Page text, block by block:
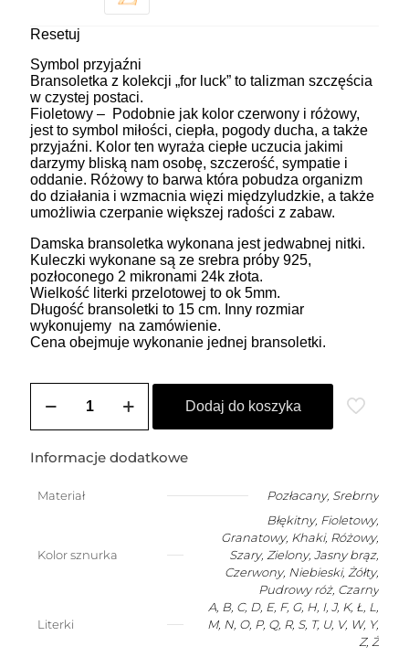
Resetuj
Symbol przyjaźni
Bransoletka z kolekcji „for luck” to talizman szczęścia
w czystej postaci.
Fioletowy – Podobnie jak kolor czerwony i różowy,
jest to symbol miłości, ciepła, pogody ducha, a także
przyjaźni. Kolor ten wyraża ciepłe uczucia jakimi
darzymy bliską nam osobę, szczerość, sympatie i
oddanie. Różowy to barwa która pobudza organizm
do działania i wzmacnia więzi międzyludzkie, a także
umożliwia czerpanie większej radości z zabaw.
Damska bransoletka wykonana jest jedwabnej nitki.
Kuleczki wykonane są ze srebra próby 925,
pozłoconego 2 mikronami 24k złota.
Wielkość literki przelotowej to ok 5mm.
Długość bransoletki to 15 cm. Inny rozmiar
wykonujemy na zamówienie.
Cena obejmuje wykonanie jednej bransoletki.
Bransoletka
niemowlaka
dowolną
literką
Dodaj do koszyka
Informacje dodatkowe
Materiał Pozłacany, Srebrny
Kolor sznurka
Błękitny, Fioletowy,
Granatowy, Khaki, Różowy,
Szary, Zielony, Jasny brąz,
Czerwony, Niebieski, Żółty,
Pudrowy róż, Czarny
Literki
A, B, C, D, E, F, G, H, I, J, K, Ł, L,
M, N, O, P, Q, R, S, T, U, V, W, Y,
Z, Ż